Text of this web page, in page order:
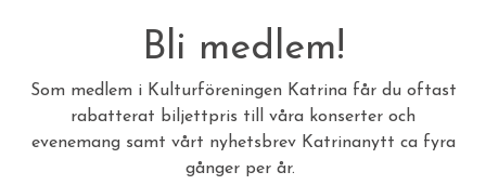
Bli medlem!
Som medlem i Kulturföreningen Katrina får du oftast
rabatterat biljettpris till våra konserter och
evenemang samt vårt nyhetsbrev Katrinanytt ca fyra
gånger per år.